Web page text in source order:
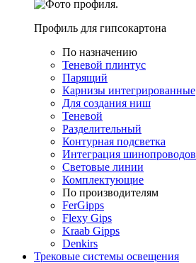
Профиль для гипсокартона
По назначению
Теневой плинтус
Парящий
Карнизы интегрированные
Для создания ниш
Теневой
Разделительный
Контурная подсветка
Интеграция шинопроводов
Световые линии
Комплектующие
По производителям
FerGipps
Flexy Gips
Kraab Gipps
Denkirs
Трековые системы освещения